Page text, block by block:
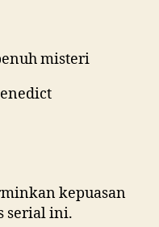
misteri
kepuasan
serial ini.